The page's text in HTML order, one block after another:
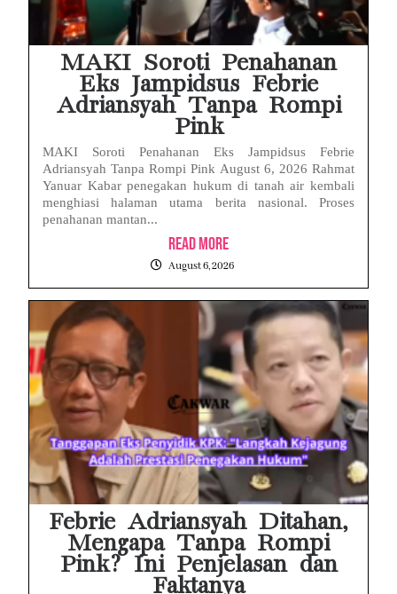
MAKI Soroti Penahanan
Eks Jampidsus Febrie
Adriansyah Tanpa Rompi
Pink
MAKI Soroti Penahanan Eks Jampidsus Febrie
Adriansyah Tanpa Rompi Pink August 6, 2026 Rahmat
Yanuar Kabar penegakan hukum di tanah air kembali
menghiasi halaman utama berita nasional. Proses
penahanan mantan...
Read More
August 6, 2026
Febrie Adriansyah Ditahan,
Mengapa Tanpa Rompi
Pink? Ini Penjelasan dan
Faktanya